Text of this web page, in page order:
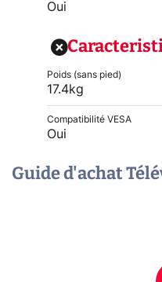
Oui
Poids (sans pied)
17.4kg
Compatibilité VESA
Oui
Guide d'achat